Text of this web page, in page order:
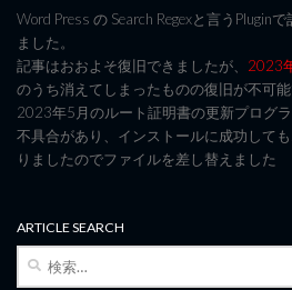
Word Press の Search Regexと言うPlugin
ました。
記事はおおよそ復旧できましたが、 2023
のうち消えてしまったものの復旧が不可
2023年5月のルート証明書の更新プログ
不具合があり、インストールに成功して
りましたのでファイルを差し替えました
ARTICLE SEARCH